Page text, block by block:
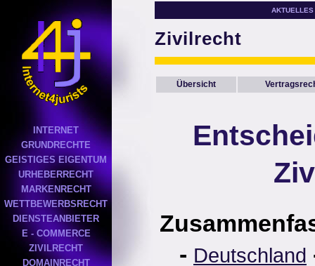
INTERNET
GRUNDRECHTE
GEISTIGES EIGENTUM
URHEBERRECHT
MARKENRECHT
WETTBEWERBSRECHT
DIENSTEANBIETER
E - COMMERCE
ZIVILRECHT
DOMAINRECHT
AKTUELLES
Zivilrecht
Übersicht
- Deutschland